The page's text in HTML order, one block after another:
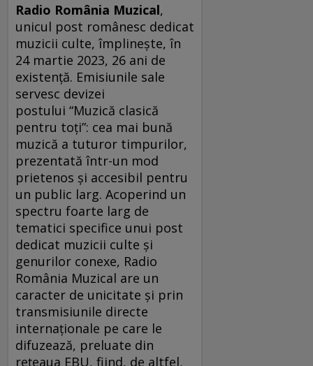
Radio România Muzical,
unicul post românesc dedicat
muzicii culte, împlinește, în
24 martie 2023, 26 ani de
existență. Emisiunile sale
servesc devizei
postului “Muzică clasică
pentru toți”: cea mai bună
muzică a tuturor timpurilor,
prezentată într-un mod
prietenos și accesibil pentru
un public larg. Acoperind un
spectru foarte larg de
tematici specifice unui post
dedicat muzicii culte și
genurilor conexe, Radio
România Muzical are un
caracter de unicitate și prin
transmisiunile directe
internaționale pe care le
difuzează, preluate din
rețeaua EBU, fiind, de altfel,